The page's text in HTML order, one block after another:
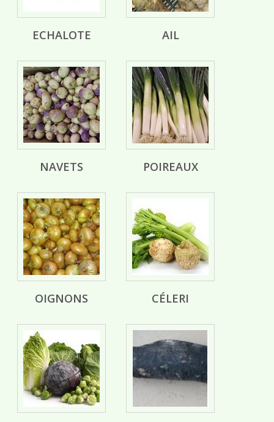
ECHALOTE AIL
NAVETS POIREAUX
OIGNONS CÉLERI